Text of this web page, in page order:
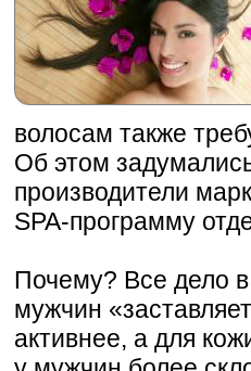
волосам также
Об этом
производители
SPA-программу
Почему? Все дело
мужчин
активнее, а для